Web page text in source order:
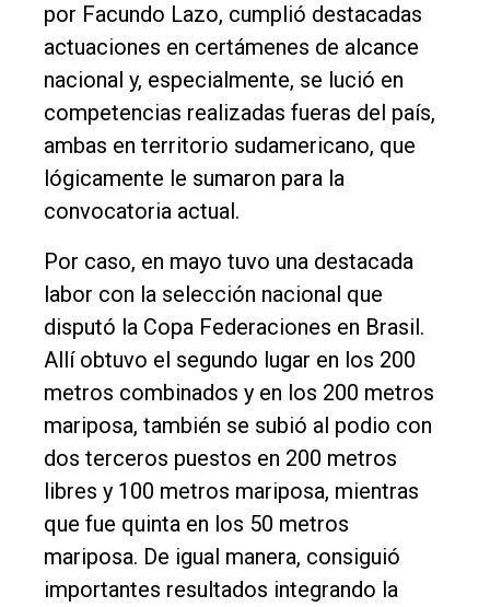
por Facundo Lazo, cumplió destacadas
actuaciones en certámenes de alcance
nacional y, especialmente, se lució en
competencias realizadas fueras del país,
ambas en territorio sudamericano, que
lógicamente le sumaron para la
convocatoria actual.
Por caso, en mayo tuvo una destacada
labor con la selección nacional que
disputó la Copa Federaciones en Brasil.
Allí obtuvo el segundo lugar en los 200
metros combinados y en los 200 metros
mariposa, también se subió al podio con
dos terceros puestos en 200 metros
libres y 100 metros mariposa, mientras
que fue quinta en los 50 metros
mariposa. De igual manera, consiguió
importantes resultados integrando la